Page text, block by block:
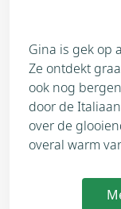
Gina is gek op
Ze ontdekt
ook nog
door de
over de
overal warm